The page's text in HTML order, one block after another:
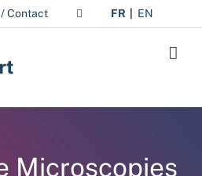
Contact FR EN
Microscopies